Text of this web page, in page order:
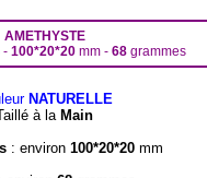
AMETHYSTE
- 100*20*20 mm - 68 grammes
NATURELLE
à laMain
: environ 100*20*20 mm